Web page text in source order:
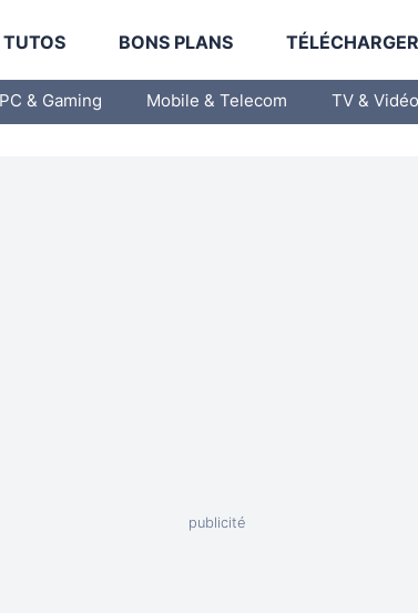
TUTOS BONS PLANS
PC & Gaming Mobile & Telecom TV & Vidéo